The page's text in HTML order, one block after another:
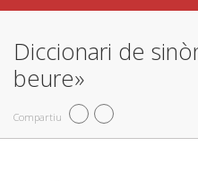
Diccionari de
beure»
Compartiu